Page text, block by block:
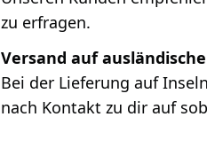
zu erfragen.
Versand auf
Bei der Lieferung auf
nach Kontakt zu dir auf